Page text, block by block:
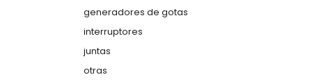
generadores de gotas
interruptores
juntas
otras